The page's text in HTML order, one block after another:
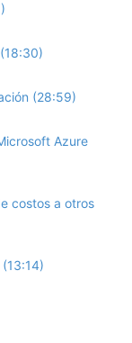
(28:59)
Azure
costos a otros